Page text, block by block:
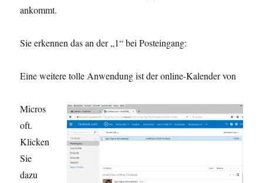
ankommt.
Sie erkennen das an der „1“ bei Posteingang:
Eine weitere tolle Anwendung ist der online-Kalender von
Micros
oft.
Klicken
Sie
dazu